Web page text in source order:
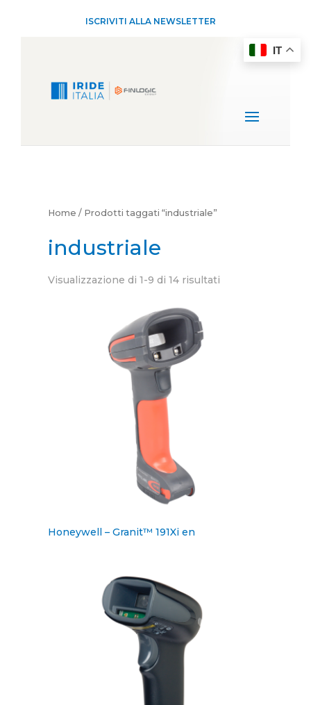
ISCRIVITI ALLA NEWSLETTER
Home / Prodotti taggati “industriale”
industriale
Visualizzazione di 1-9 di 14 risultati
Honeywell – Granit™ 191Xi en
IT